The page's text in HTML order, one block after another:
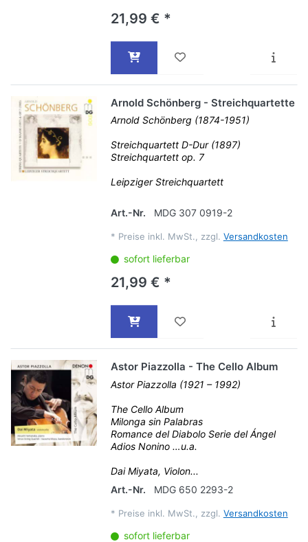
21,99 € *
Arnold Schönberg - Streichquartette
Arnold Schönberg (1874-1951)
Streichquartett D-Dur (1897)
Streichquartett op. 7
Leipziger Streichquartett
Art.-Nr. MDG 307 0919-2
* Preise inkl. MwSt., zzgl. Versandkosten
sofort lieferbar
21,99 € *
Astor Piazzolla - The Cello Album
Astor Piazzolla (1921 – 1992)
The Cello Album
Milonga sin Palabras
Romance del Diabolo Serie del Ángel
Adios Nonino …u.a.
Dai Miyata, Violon...
Art.-Nr.
MDG 650 2293-2
* Preise inkl. MwSt., zzgl. Versandkosten
sofort lieferbar